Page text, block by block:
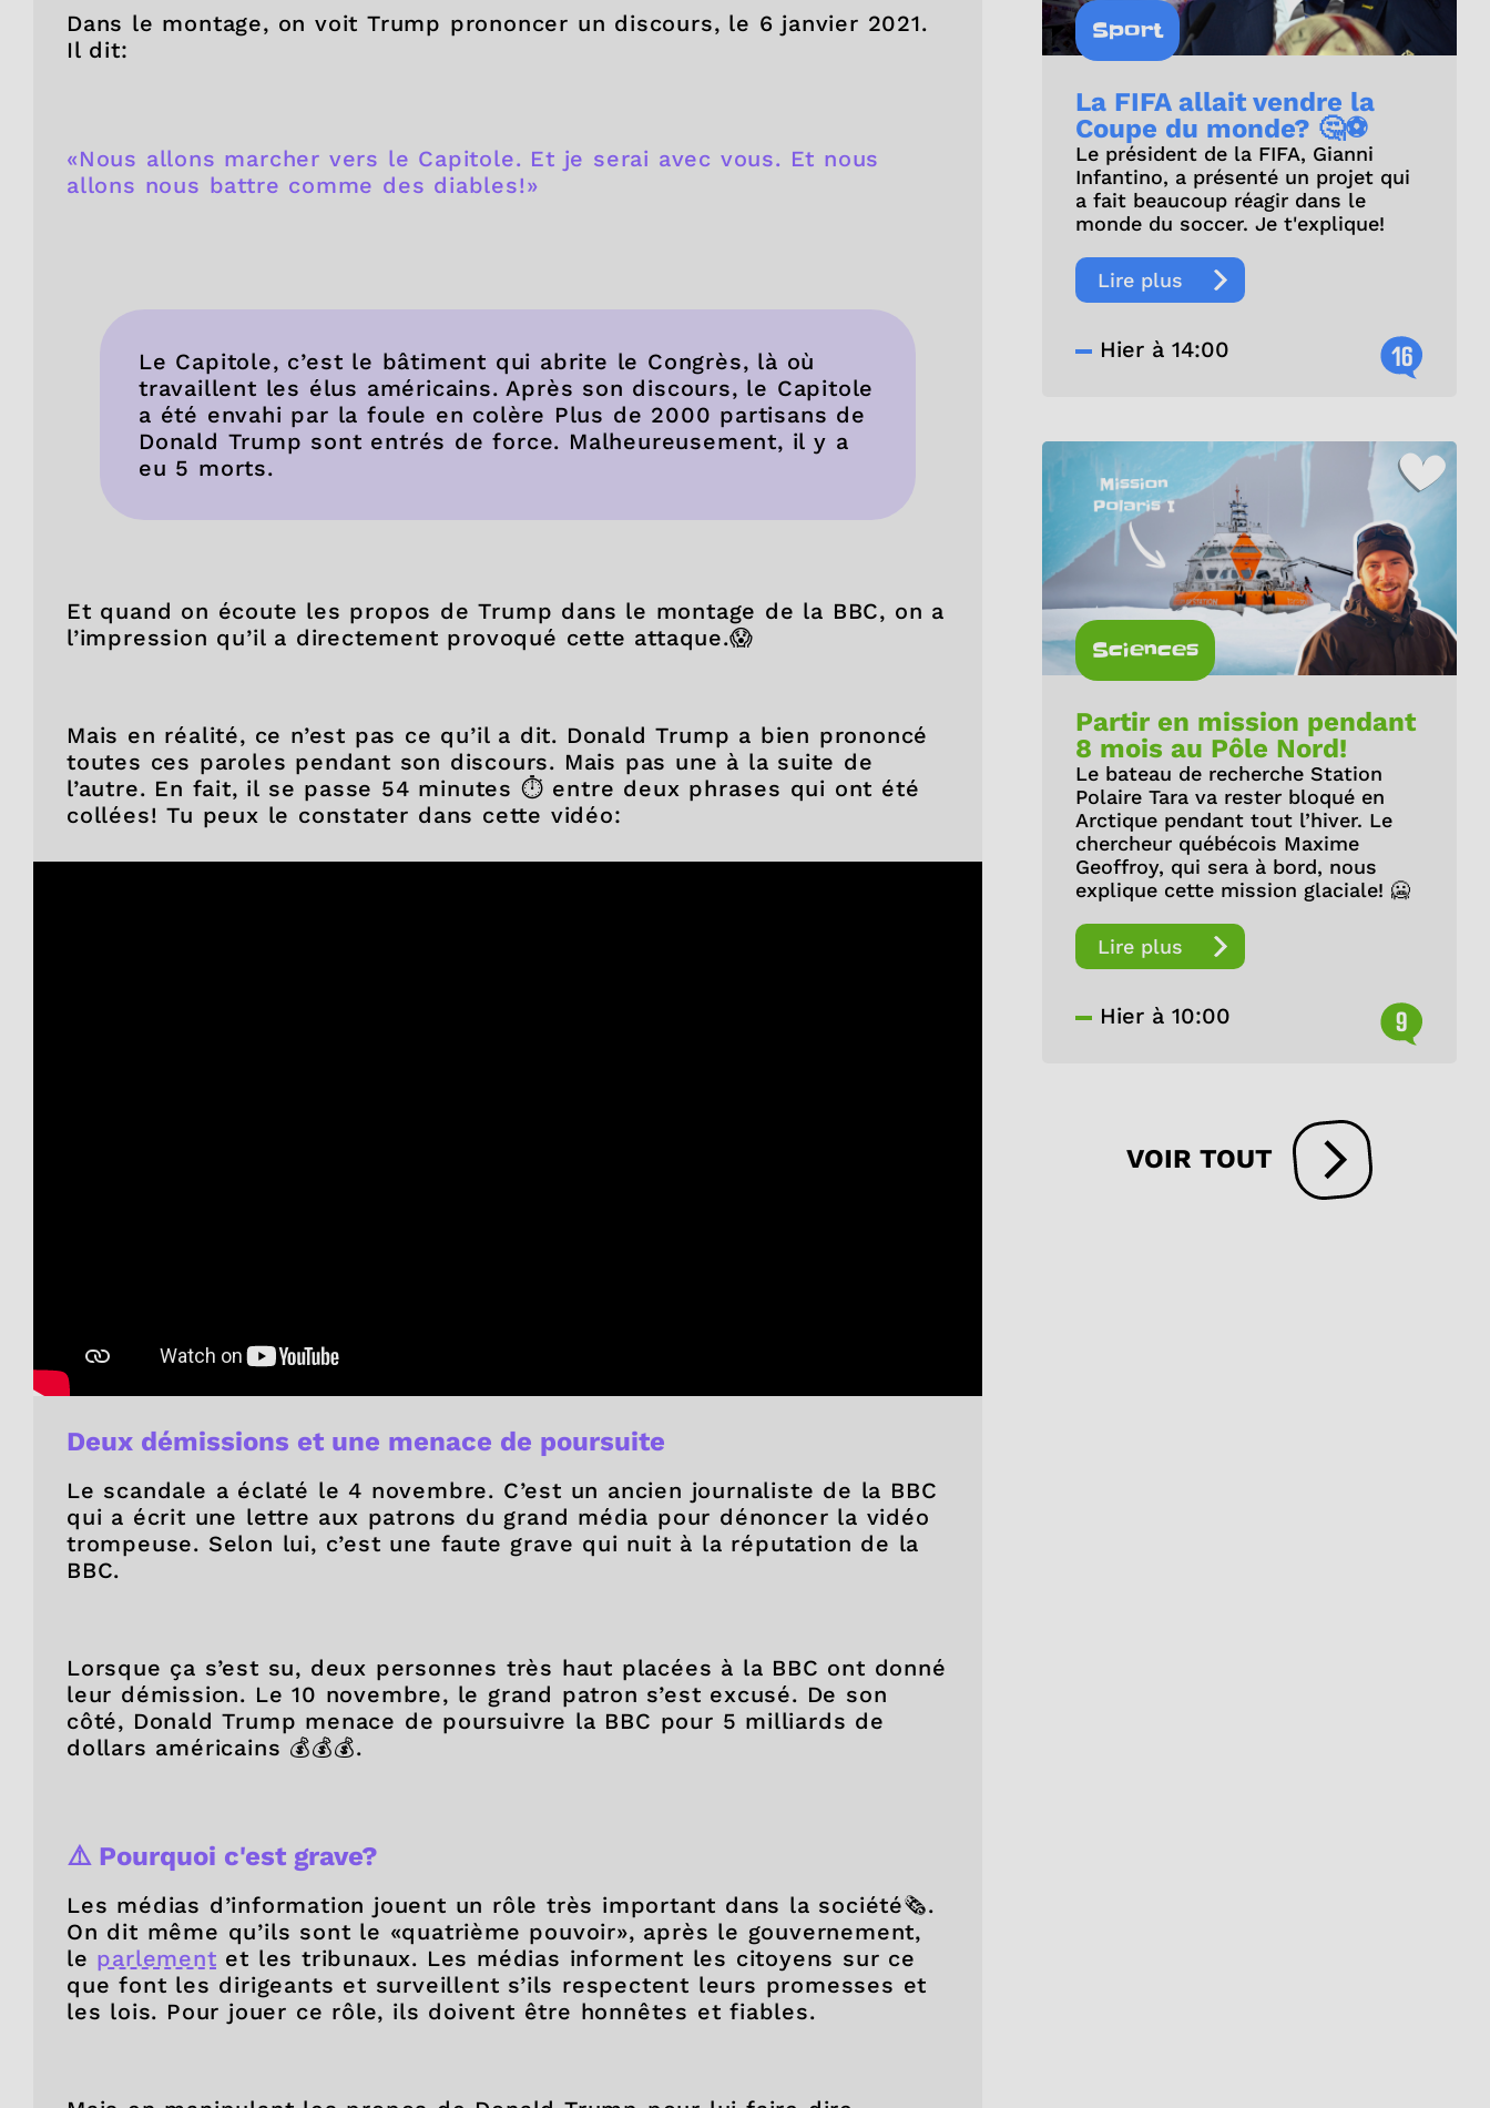
Dans le montage, on voit Trump prononcer un discours, le 6 janvier 2021.
Il dit:
«Nous allons marcher vers le Capitole. Et je serai avec vous. Et nous
allons nous battre comme des diables!»
Le Capitole, c’est le bâtiment qui abrite le Congrès, là où
travaillent les élus américains. Après son discours, le Capitole
a été envahi par la foule en colère Plus de 2000 partisans de
Donald Trump sont entrés de force. Malheureusement, il y a
eu 5 morts.
Et quand on écoute les propos de Trump dans le montage de la BBC, on a
l’impression qu’il a directement provoqué cette attaque.😱
Mais en réalité, ce n’est pas ce qu’il a dit. Donald Trump a bien prononcé
toutes ces paroles pendant son discours. Mais pas une à la suite de
l’autre. En fait, il se passe 54 minutes ⏱️ entre deux phrases qui ont été
collées! Tu peux le constater dans cette vidéo:
Deux démissions et une menace de poursuite
Le scandale a éclaté le 4 novembre. C’est un ancien journaliste de la BBC
qui a écrit une lettre aux patrons du grand média pour dénoncer la vidéo
trompeuse. Selon lui, c’est une faute grave qui nuit à la réputation de la
BBC.
Lorsque ça s’est su, deux personnes très haut placées à la BBC ont donné
leur démission. Le 10 novembre, le grand patron s’est excusé. De son
côté, Donald Trump menace de poursuivre la BBC pour 5 milliards de
dollars américains 💰💰💰.
⚠️ Pourquoi c'est grave?
Les médias d’information jouent un rôle très important dans la société🗞️.
On dit même qu’ils sont le «quatrième pouvoir», après le gouvernement,
le parlement et les tribunaux. Les médias informent les citoyens sur ce
que font les dirigeants et surveillent s’ils respectent leurs promesses et
les lois. Pour jouer ce rôle, ils doivent être honnêtes et fiables.
Sport
La FIFA allait vendre la
Coupe du monde? 🤔⚽
Le président de la FIFA, Gianni
Infantino, a présenté un projet qui
a fait beaucoup réagir dans le
monde du soccer. Je t'explique!
Lire plus
Hier à 14:00 16
Sciences
Partir en mission pendant
8 mois au Pôle Nord!
Le bateau de recherche Station
Polaire Tara va rester bloqué en
Arctique pendant tout l’hiver. Le
chercheur québécois Maxime
Geoffroy, qui sera à bord, nous
explique cette mission glaciale! 🥶
Lire plus
Hier à 10:00 9
VOIR TOUT